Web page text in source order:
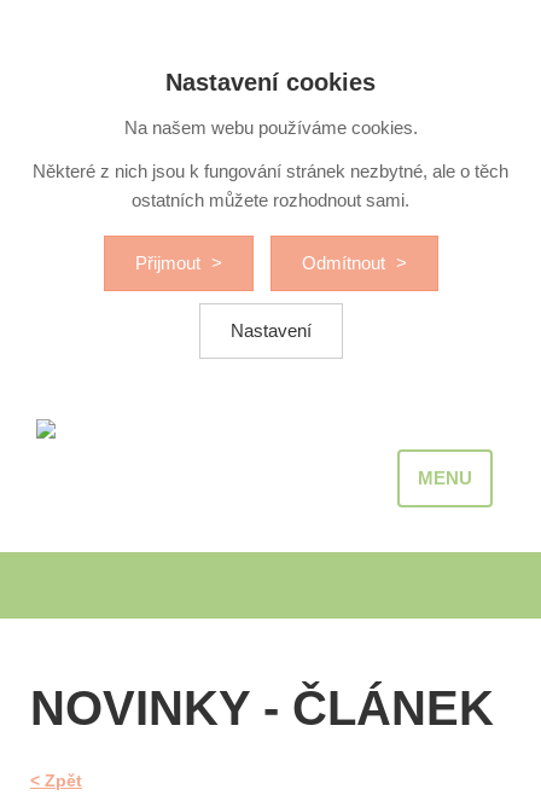
Nastavení cookies
Na našem webu používáme cookies.
Některé z nich jsou k fungování stránek nezbytné, ale o těch
ostatních můžete rozhodnout sami.
Přijmout Odmítnout
Nastavení
MENU
NOVINKY - ČLÁNEK
< Zpět